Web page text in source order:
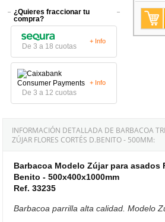
¿Quieres fraccionar tu
compra?
De 3 a 18 cuotas
+ Info
De 3 a 12 cuotas
+ Info
INFORMACIÓN DETALLADA DE BARBACOA
ZÚJAR FLORES CORTÉS D.BENITO - 500MM:
Barbacoa Modelo Zújar para asados
Benito - 500x400x1000mm
Ref. 33235
Barbacoa parrilla alta calidad. Modelo